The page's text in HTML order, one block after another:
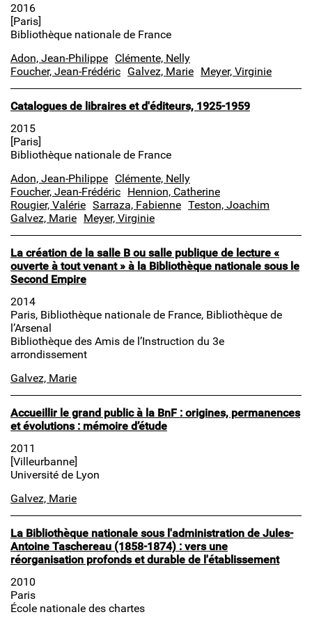
2016
[Paris]
Bibliothèque nationale de France
Adon, Jean-Philippe Clémente, Nelly
Foucher, Jean-Frédéric Galvez, Marie Meyer, Virginie
Catalogues de libraires et d'éditeurs, 1925-1959
2015
[Paris]
Bibliothèque nationale de France
Adon, Jean-Philippe Clémente, Nelly
Foucher, Jean-Frédéric Hennion, Catherine
Rougier, Valérie Sarraza, Fabienne Teston, Joachim
Galvez, Marie Meyer, Virginie
La création de la salle B ou salle publique de lecture «
ouverte à tout venant » à la Bibliothèque nationale sous le
Second Empire
2014
Paris, Bibliothèque nationale de France, Bibliothèque de
l’Arsenal
Bibliothèque des Amis de l’Instruction du 3e
arrondissement
Galvez, Marie
Accueillir le grand public à la BnF : origines, permanences
et évolutions : mémoire d’étude
2011
[Villeurbanne]
Université de Lyon
Galvez, Marie
La Bibliothèque nationale sous l'administration de Jules-
Antoine Taschereau (1858-1874) : vers une
réorganisation profonds et durable de l'établissement
2010
Paris
École nationale des chartes